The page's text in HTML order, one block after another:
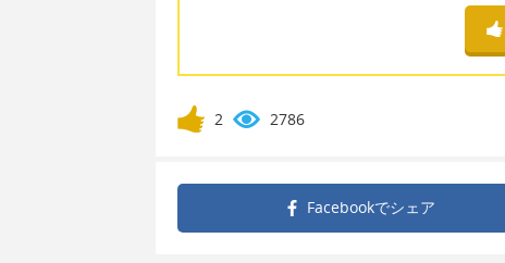
2 2786
Facebookでシェア